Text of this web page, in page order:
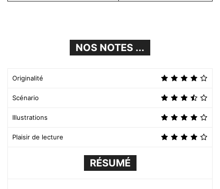
NOS NOTES ...
Originalité
Scénario
Illustrations
Plaisir de lecture
RÉSUMÉ